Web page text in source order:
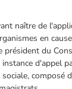
naître de
en
président du
d'appel
composé